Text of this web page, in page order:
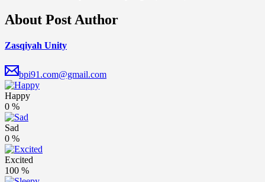
About Post Author
Zasqiyah Unity
bpi91.com@gmail.com
Happy
0 %
Sad
0 %
Excited
100 %